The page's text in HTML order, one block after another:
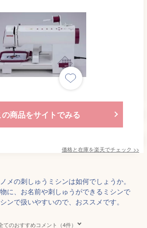
の商品をサイトでみる
価格と在庫を楽天でチェック >>
メの刺しゅうミシンは如何でしょうか。
に、お名前や刺しゅうができるミシンで
ンで扱いやすいので、おススメです。
てのおすすめコメント（4件）